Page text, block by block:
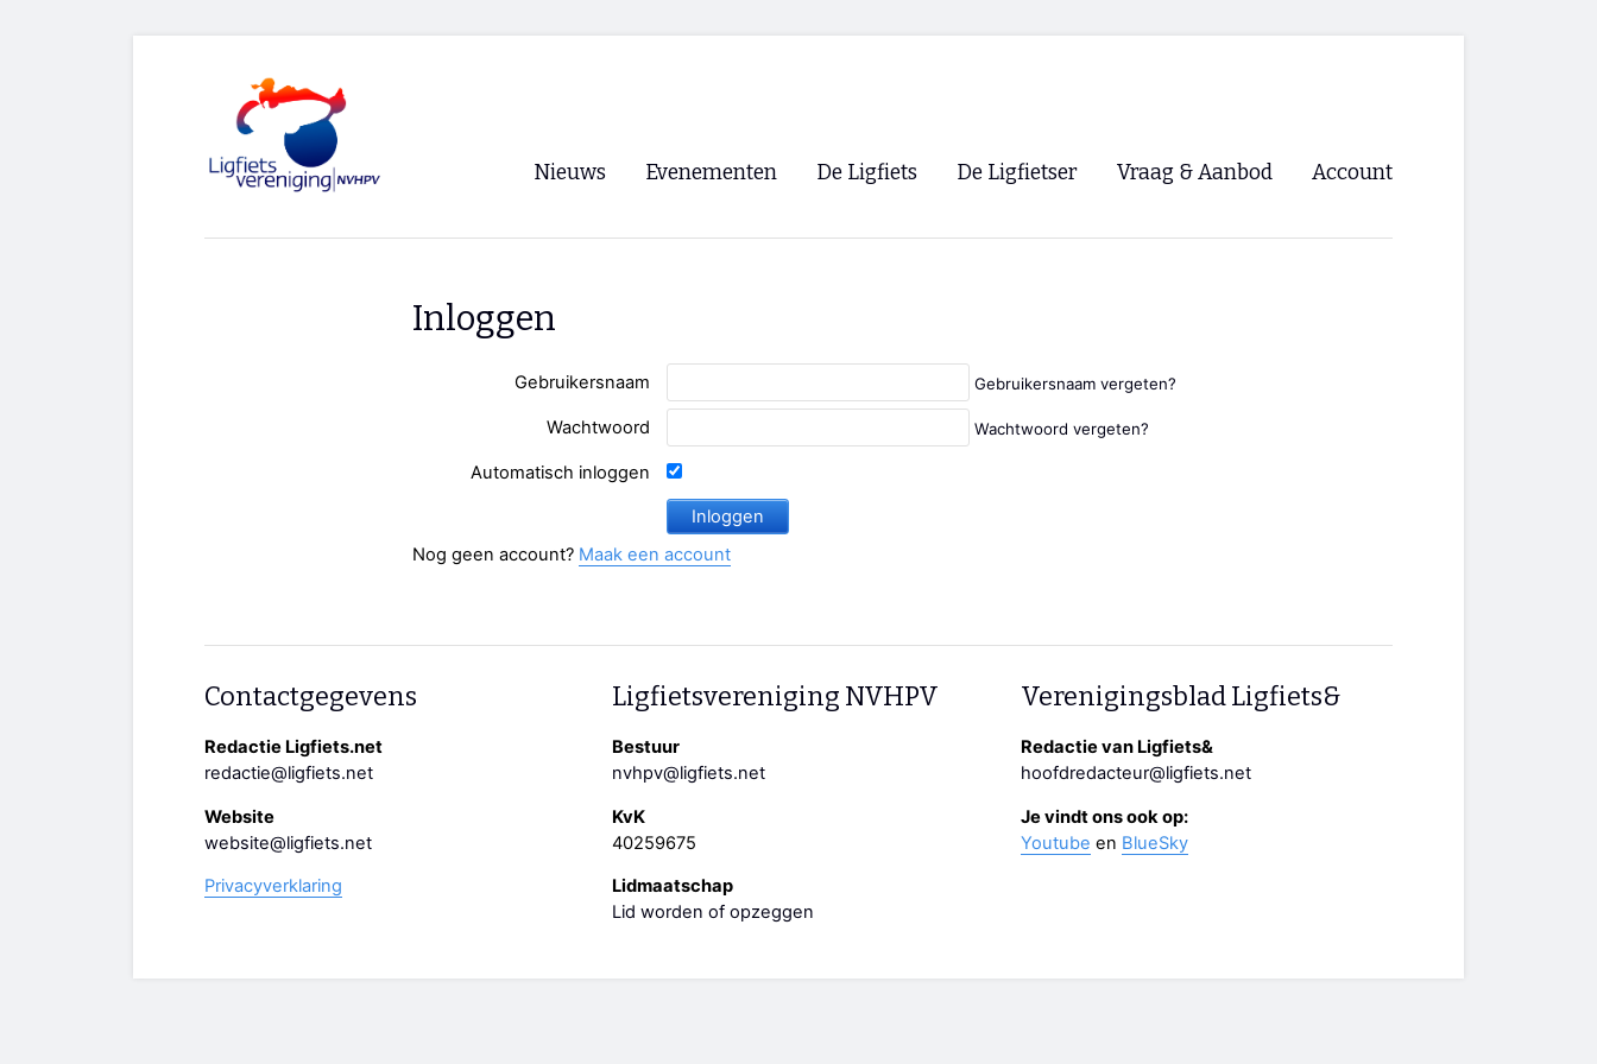
Nieuws Evenementen
Paastreffen
Oliebollentocht
De Ligfiets De Ligfietser
Lokale Fietsverenigingen
Vraag & Aanbod Account
Inloggen
Gebruikersnaam Gebruikersnaam vergeten?
Wachtwoord Wachtwoord vergeten?
Automatisch inloggen
Nog geen account? Maak een account
Contactgegevens
Redactie Ligfiets.net
redactie@ligfiets.net
Website
website@ligfiets.net
Privacyverklaring
Ligfietsvereniging NVHPV
Bestuur
nvhpv@ligfiets.net
KvK
40259675
Lidmaatschap
Lid worden of opzeggen
Verenigingsblad Ligfiets&
Redactie van Ligfiets&
hoofdredacteur@ligfiets.net
Je vindt ons ook op:
Youtube en BlueSky